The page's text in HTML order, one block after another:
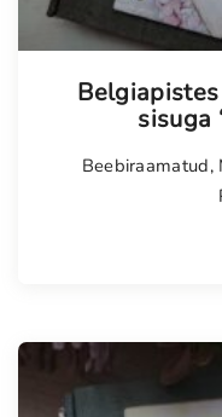
sisuga
Beebiraamatud,